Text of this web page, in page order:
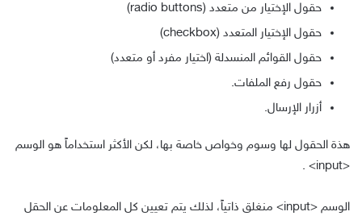
حقول الإختيار من متعدد (radio buttons)
حقول الإختيار المتعدد (checkbox)
حقول القوائم المنسدلة (اختيار مفرد أو متعدد)
حقول رفع الملفات.
أزرار الإرسال.
هذة الحقول لها وسوم وخواص خاصة بها، لكن الأكثر استخداماً هو الوسم
<input>
.
الوسم <input>
منغلق ذاتياً، لذلك يتم تعيين كل المعلومات عن الحقل